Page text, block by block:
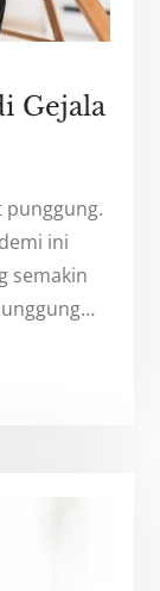
Gejala
punggung.
ini
semakin